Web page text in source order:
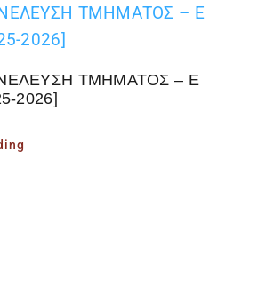
ΤΜΗΜΑΤΟΣ – Ε
2026]
ΤΜΗΜΑΤΟΣ – Ε
2026]